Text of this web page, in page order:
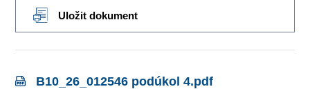
Uložit dokument
B10_26_012546 podúkol 4.pdf